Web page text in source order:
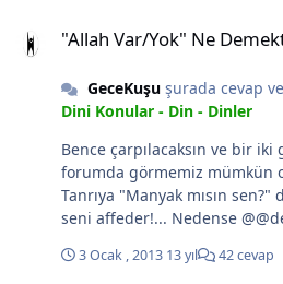
"Allah Var/Yok" Ne
GeceKuşuşurada cevap
Dini Konular - Din - Dinler
Bence çarpılacaksın ve bir iki
forumda görmemiz mümkün
Tanrıya "Manyak mısın sen?"
seni affeder!... Nedense @@dennise ; bu paragrafına
uyarmamış... Bunu yapanlara kitapta ne yaptırımlar
3 Ocak , 2013 13 yıl 42 cevap